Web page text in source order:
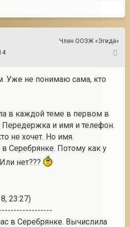
Член ООЗЖ «Эгида»
Уже не понимаю сама, кто
в каждой теме в первом в
Передержка и имя и телефон.
не хочет. Но имя.
Серебрянке. Потому как у
нет???
23:27)
в Серебрянке. Вычислила